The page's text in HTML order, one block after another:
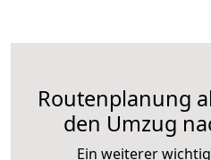
Routenplanung
den Umzug
Ein weiterer